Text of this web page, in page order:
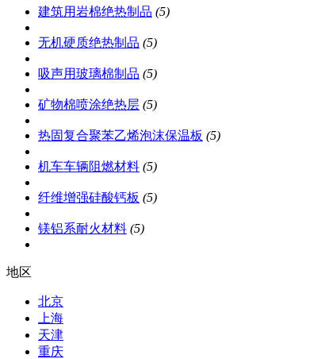
建筑用岩棉绝热制品 (5)
无机硬质绝热制品 (5)
吸声用玻璃棉制品 (5)
矿物棉喷涂绝热层 (5)
热固复合聚苯乙烯泡沫保温板 (5)
机车车辆阻燃材料 (5)
纤维增强硅酸钙板 (5)
镁铝系耐火材料 (5)
地区
北京
上海
天津
重庆